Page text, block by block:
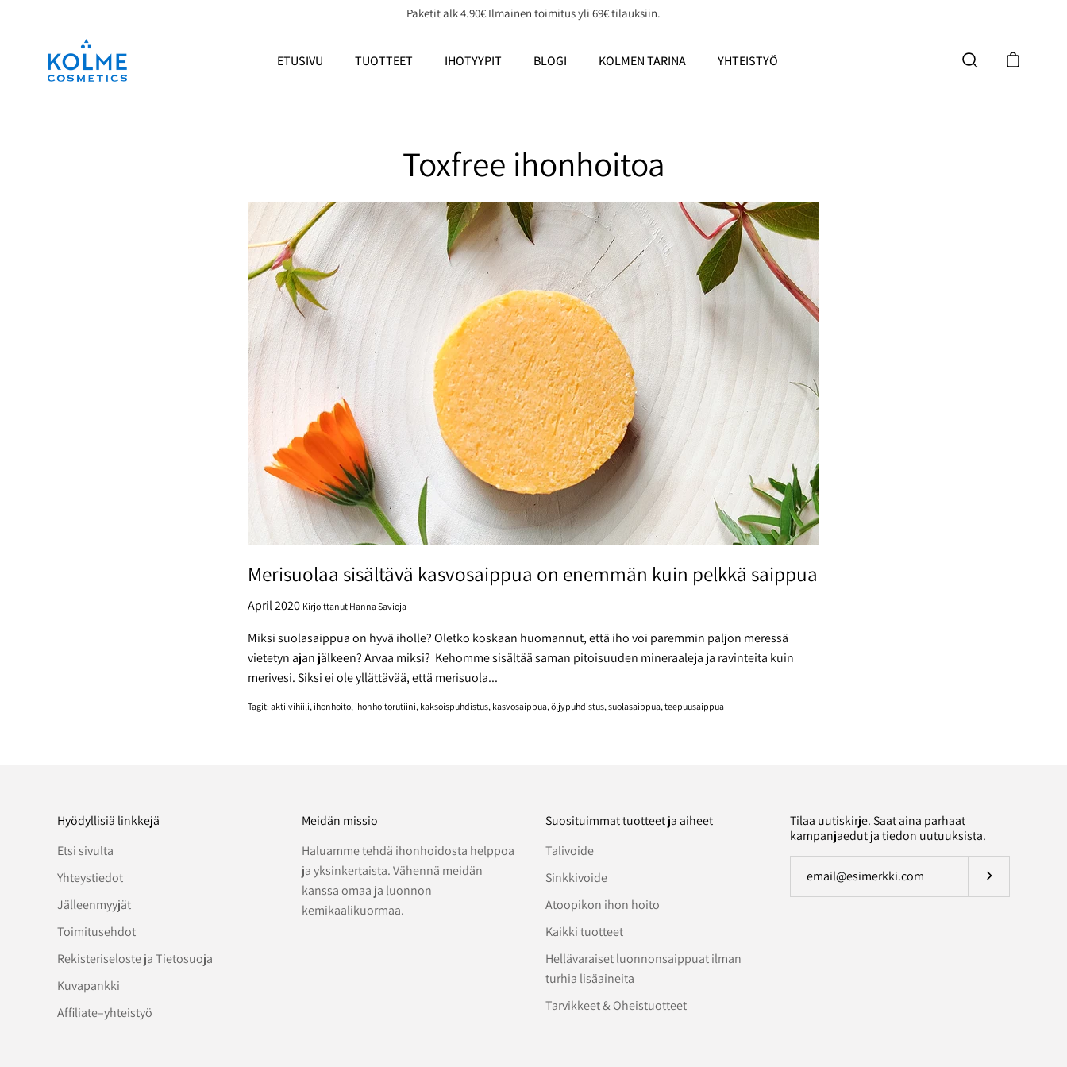
Paketit alk 4.90€ Ilmainen toimitus yli 69€ tilauksiin.
ETUSIVU TUOTTEET IHOTYYPIT BLOGI KOLMEN TARINA YHTEISTYÖ
Avaa hakupalkki
Avaa
Toxfree ihonhoitoa
Merisuolaa sisältävä kasvosaippua on enemmän kuin pelkkä saippua
April 2020 Kirjoittanut Hanna Savioja
Miksi suolasaippua on hyvä iholle? Oletko koskaan huomannut, että iho voi paremmin paljon meressä
vietetyn ajan jälkeen? Arvaa miksi? ⁣ Kehomme sisältää saman pitoisuuden mineraaleja ja ravinteita kuin
merivesi. Siksi ei ole yllättävää, että merisuola...
Tagit: aktiivihiili ihonhoito ihonhoitorutiini kaksoispuhdistus kasvosaippua öljypuhdistus suolasaippua teepuusaippua
Hyödyllisiä linkkejä
Etsi sivulta
Yhteystiedot
Jälleenmyyjät
Toimitusehdot
Rekisteriseloste ja Tietosuoja
Kuvapankki
Affiliate–yhteistyö
Meidän missio
Haluamme tehdä ihonhoidosta helppoa
ja yksinkertaista. Vähennä meidän
kanssa omaa ja luonnon
kemikaalikuormaa.
Suosituimmat tuotteet ja aiheet
Talivoide
Sinkkivoide
Atoopikon ihon hoito
Kaikki tuotteet
Hellävaraiset luonnonsaippuat ilman
turhia lisäaineita
Tarvikkeet & Oheistuotteet
Tilaa uutiskirje. Saat aina parhaat
kampanjaedut ja tiedon uutuuksista.
Tilaa uutiskirje